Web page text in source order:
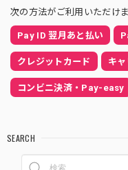
次の方法がご利用いただけま
Pay ID 翌月あと払い
クレジットカード キ
コンビニ決済・Pay-easy
SEARCH